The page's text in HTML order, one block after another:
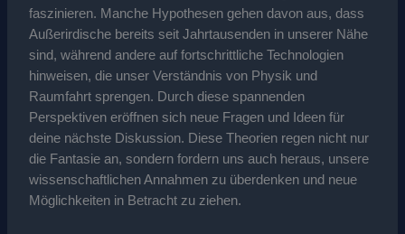
faszinieren. Manche Hypothesen gehen davon aus, dass
Außerirdische bereits seit Jahrtausenden in unserer Nähe
sind, während andere auf fortschrittliche Technologien
hinweisen, die unser Verständnis von Physik und
Raumfahrt sprengen. Durch diese spannenden
Perspektiven eröffnen sich neue Fragen und Ideen für
deine nächste Diskussion. Diese Theorien regen nicht nur
die Fantasie an, sondern fordern uns auch heraus, unsere
wissenschaftlichen Annahmen zu überdenken und neue
Möglichkeiten in Betracht zu ziehen.